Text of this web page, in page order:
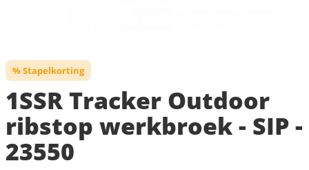
% Stapelkorting
1SSR Tracker Outdoor
ribstop werkbroek - SIP -
23550